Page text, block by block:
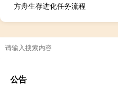
方舟生存进化任务流程
公告